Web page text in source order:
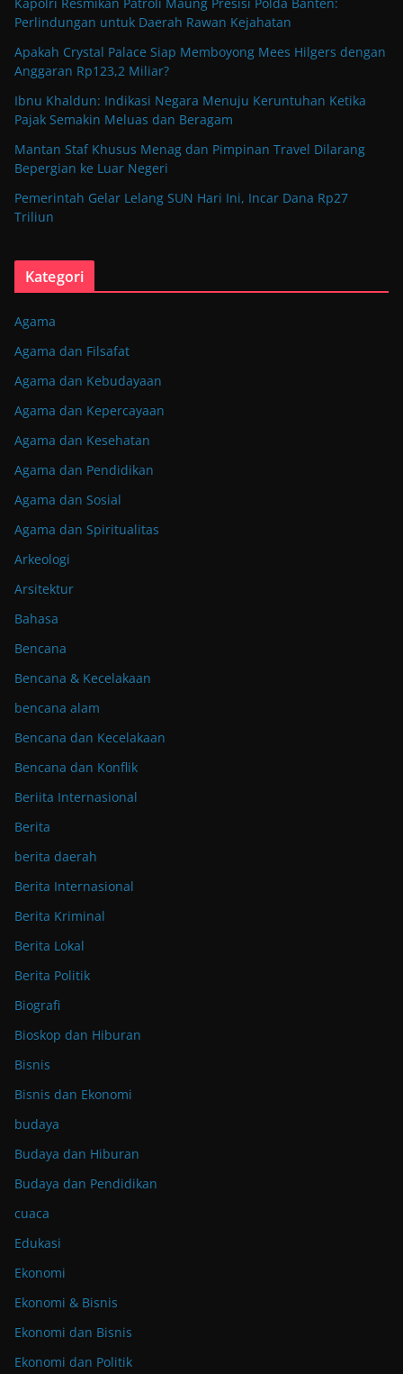
Perlindungan untuk Daerah Rawan Kejahatan
Apakah Crystal Palace Siap Memboyong Mees Hilgers dengan
Anggaran Rp123,2 Miliar?
Ibnu Khaldun: Indikasi Negara Menuju Keruntuhan Ketika
Pajak Semakin Meluas dan Beragam
Mantan Staf Khusus Menag dan Pimpinan Travel Dilarang
Bepergian ke Luar Negeri
Pemerintah Gelar Lelang SUN Hari Ini, Incar Dana Rp27
Triliun
Kategori
Agama
Agama dan Filsafat
Agama dan Kebudayaan
Agama dan Kepercayaan
Agama dan Kesehatan
Agama dan Pendidikan
Agama dan Sosial
Agama dan Spiritualitas
Arkeologi
Arsitektur
Bahasa
Bencana
Bencana & Kecelakaan
bencana alam
Bencana dan Kecelakaan
Bencana dan Konflik
Beriita Internasional
Berita
berita daerah
Berita Internasional
Berita Kriminal
Berita Lokal
Berita Politik
Biografi
Bioskop dan Hiburan
Bisnis
Bisnis dan Ekonomi
budaya
Budaya dan Hiburan
Budaya dan Pendidikan
cuaca
Edukasi
Ekonomi
Ekonomi & Bisnis
Ekonomi dan Bisnis
Ekonomi dan Politik